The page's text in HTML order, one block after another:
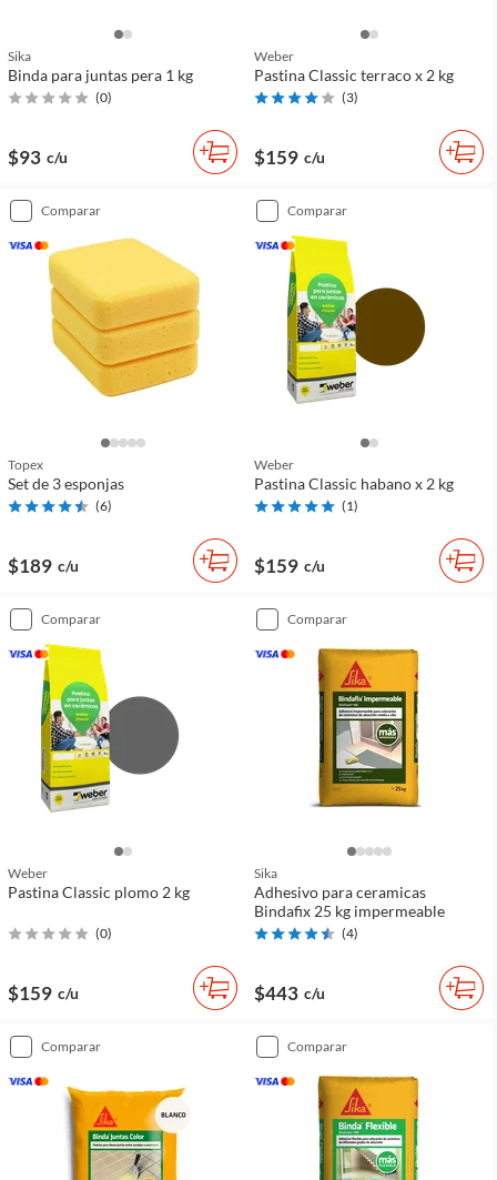
Sika
Binda para juntas pera 1 kg
(0)
$93 c/u
Weber
Pastina Classic terraco x 2 kg
(3)
$159 c/u
comparar
Topex
Set de 3 esponjas
(6)
$189 c/u
comparar
Weber
Pastina Classic habano x 2 kg
(1)
$159 c/u
comparar
Weber
Pastina Classic plomo 2 kg
(0)
$159 c/u
comparar
Sika
Adhesivo para ceramicas
Bindafix 25 kg impermeable
(4)
$443 c/u
comparar comparar